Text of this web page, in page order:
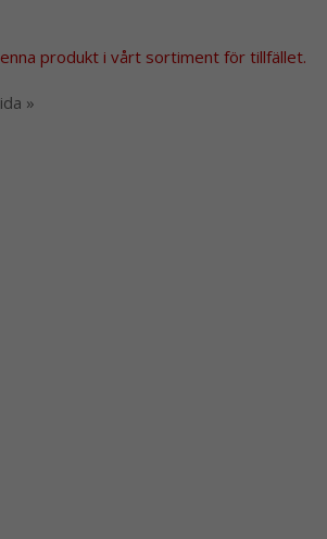
produkt i vårt sortiment för tillfället.
»